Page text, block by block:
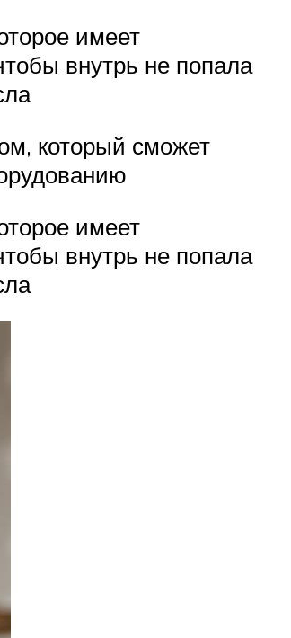
имеет
внутрь не попала
который сможет
имеет
внутрь не попала